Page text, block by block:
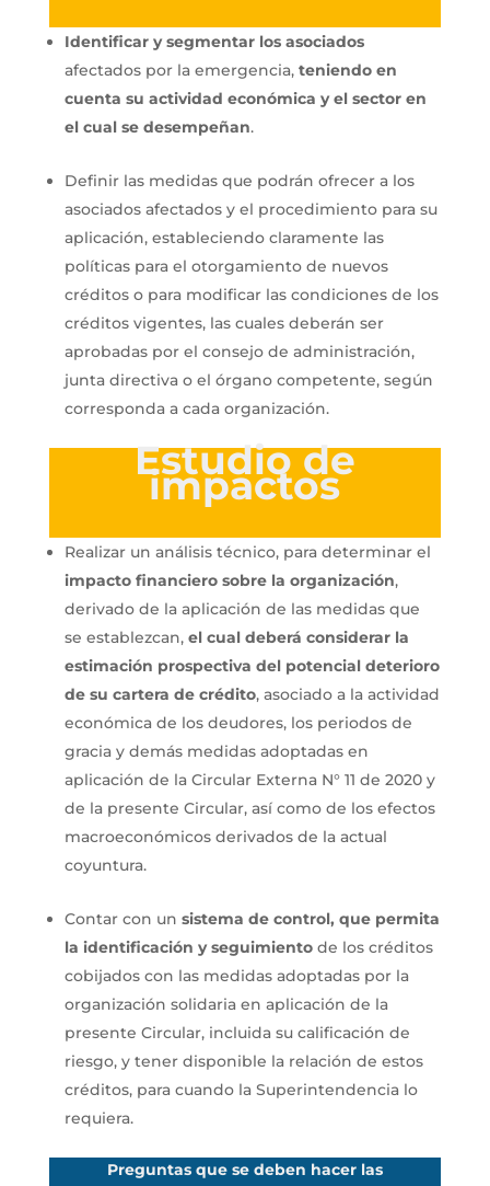
Identificar y segmentar los asociados
afectados por la emergencia, teniendo en
cuenta su actividad económica y el sector en
el cual se desempeñan.
Definir las medidas que podrán ofrecer a los
asociados afectados y el procedimiento para su
aplicación, estableciendo claramente las
políticas para el otorgamiento de nuevos
créditos o para modificar las condiciones de los
créditos vigentes, las cuales deberán ser
aprobadas por el consejo de administración,
junta directiva o el órgano competente, según
corresponda a cada organización.
Estudio de
impactos
Realizar un análisis técnico, para determinar el
impacto financiero sobre la organización,
derivado de la aplicación de las medidas que
se establezcan, el cual deberá considerar la
estimación prospectiva del potencial deterioro
de su cartera de crédito, asociado a la actividad
económica de los deudores, los periodos de
gracia y demás medidas adoptadas en
aplicación de la Circular Externa N° 11 de 2020 y
de la presente Circular, así como de los efectos
macroeconómicos derivados de la actual
coyuntura.
Contar con un sistema de control, que permita
la identificación y seguimiento de los créditos
cobijados con las medidas adoptadas por la
organización solidaria en aplicación de la
presente Circular, incluida su calificación de
riesgo, y tener disponible la relación de estos
créditos, para cuando la Superintendencia lo
requiera.
Preguntas que se deben hacer las